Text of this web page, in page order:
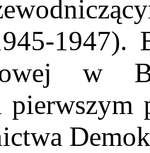
w
pierwszym